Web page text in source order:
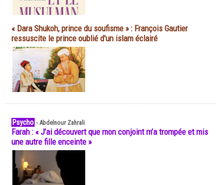
« Dara Shukoh, prince du soufisme » : François Gautier
ressuscite le prince oublié d'un islam éclairé
Psycho -Abdelnour Zahrali
Farah : « J’ai découvert que mon conjoint m’a trompée et mis
une autre fille enceinte »